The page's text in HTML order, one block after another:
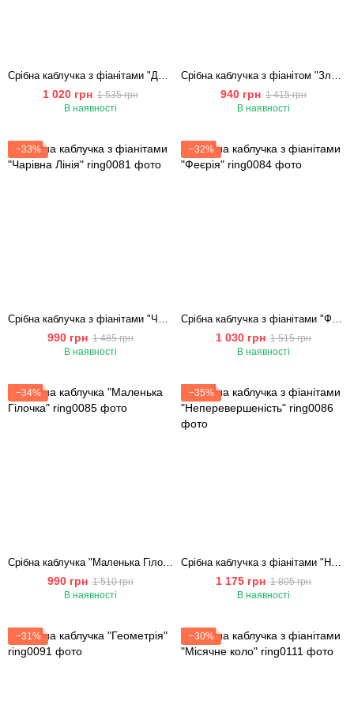
Срібна каблучка з фіанітами "Доріжка каменів"
1 020 грн 1 535 грн
В наявності
Срібна каблучка з фіанітом "Злиття"
940 грн 1 415 грн
В наявності
−33%
Срібна каблучка з фіанітами "Чарівна Лінія"
990 грн 1 485 грн
В наявності
−32%
Срібна каблучка з фіанітами "Феєрія"
1 030 грн 1 515 грн
В наявності
−34%
Срібна каблучка "Маленька Гілочка"
990 грн 1 510 грн
В наявності
−35%
Срібна каблучка з фіанітами "Неперевершеність"
1 175 грн 1 805 грн
В наявності
−31% −30%